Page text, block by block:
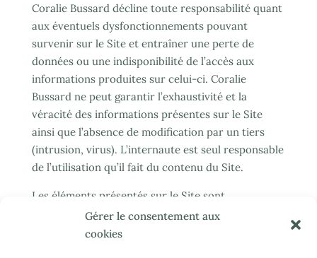
Gérer le consentement aux
cookies
Coralie Bussard décline toute responsabilité quant
aux éventuels dysfonctionnements pouvant
survenir sur le Site et entraîner une perte de
données ou une indisponibilité de l’accès aux
informations produites sur celui-ci. Coralie
Bussard ne peut garantir l’exhaustivité et la
véracité des informations présentes sur le Site
ainsi que l’absence de modification par un tiers
(intrusion, virus). L’internaute est seul responsable
de l’utilisation qu’il fait du contenu du Site.
Les éléments présentés sur le Site sont
susceptibles de modification sans préavis et sont
mis à la disposition des internautes, sans aucune